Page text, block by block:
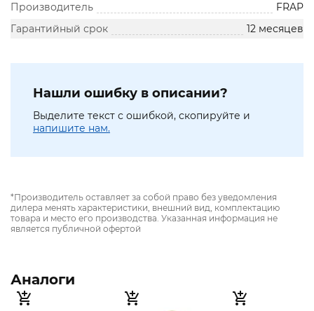
Производитель
FRAP
Гарантийный срок
12 месяцев
Нашли ошибку в описании?
Выделите текст с ошибкой, скопируйте и
напишите нам.
*Производитель оставляет за собой право без уведомления
дилера менять характеристики, внешний вид, комплектацию
товара и место его производства. Указанная информация не
является публичной офертой
Аналоги